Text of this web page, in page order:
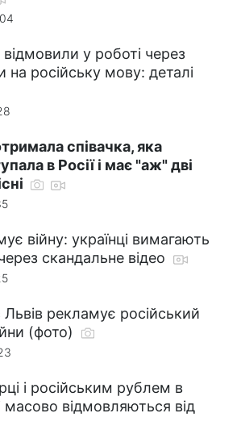
відмовили у роботі через
на російську мову: деталі
співачка, яка
в Росії і має "аж" дві
війну: українці вимагають
скандальне відео
рекламує російський
(фото)
і російським рублем в
масово відмовляються від